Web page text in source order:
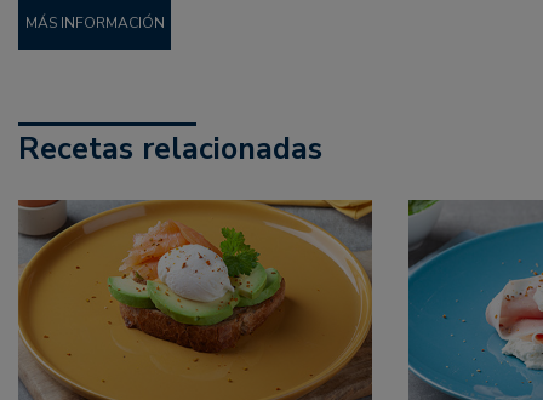
MÁS INFORMACIÓN
Recetas relacionadas